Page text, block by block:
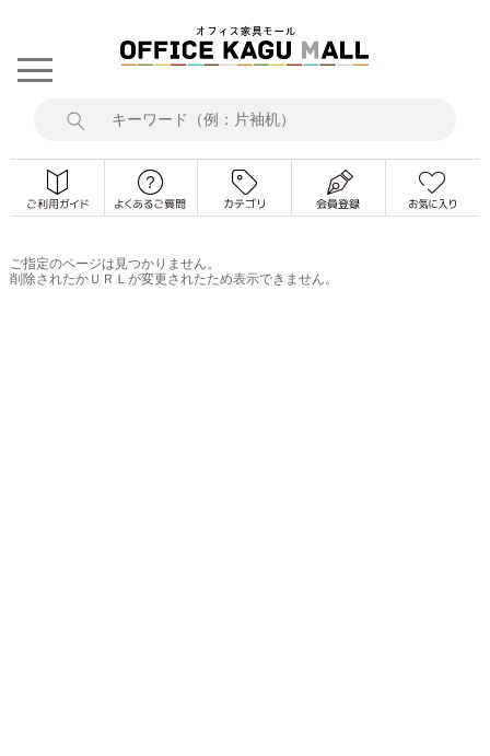
ご指定のページは見つかりません。
削除されたかＵＲＬが変更されたため表示できません。